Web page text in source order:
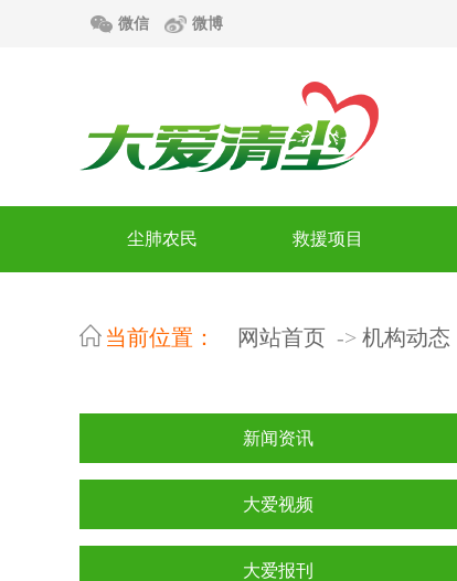
微信 微博
尘肺农民 救援项目
当前位置： 网站首页 机构动态
新闻资讯
大爱视频
大爱报刊